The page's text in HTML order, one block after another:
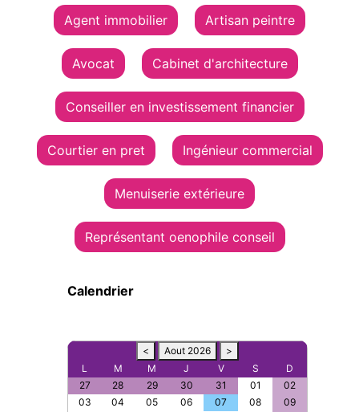
Agent immobilier Artisan peintre
Avocat Cabinet d'architecture
Conseiller en investissement financier
Courtier en pret Ingénieur commercial
Menuiserie extérieure
Représentant oenophile conseil
Calendrier
< Aout 2026
>
L
M M J V S
D
27
28 29 30 31 01
02
03
04 05 06 07 08
09